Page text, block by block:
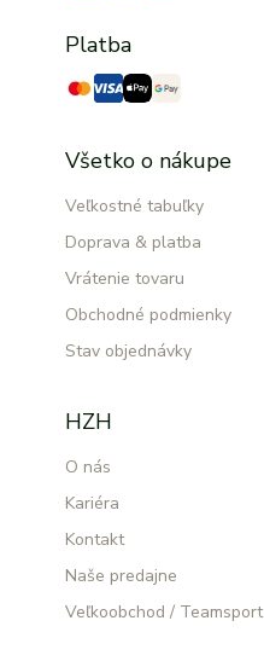
Platba
Všetko o nákupe
Veľkostné tabuľky
Doprava & platba
Vrátenie tovaru
Obchodné podmienky
Stav objednávky
HZH
O nás
Kariéra
Kontakt
Naše predajne
Veľkoobchod / Teamsport